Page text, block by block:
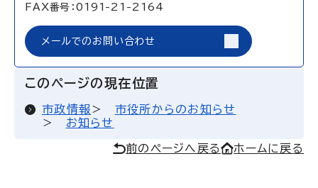
FAX番号：0191-21-2164
メールでのお問い合わせ
このページの現在位置
市政情報
市役所からのお知らせ
お知らせ
前のページへ戻る ホームに戻る